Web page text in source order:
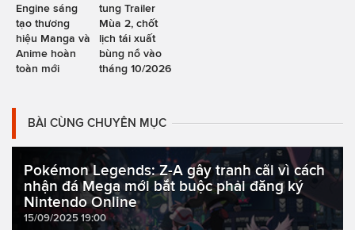
Engine sáng
tạo thương
hiệu Manga và
Anime hoàn
toàn mới
tung Trailer
Mùa 2, chốt
lịch tái xuất
bùng nổ vào
tháng 10/2026
BÀI CÙNG CHUYÊN MỤC
Pokémon Legends: Z-A gây tranh cãi vì cách
nhận đá Mega mới bắt buộc phải đăng ký
Nintendo Online
15/09/2025 19:00